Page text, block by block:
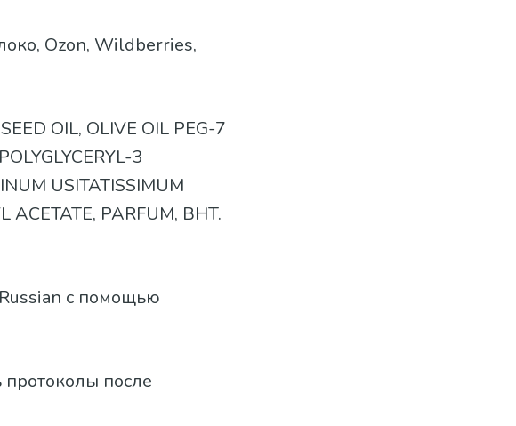
Ozon, Wildberries,
OIL, OLIVE OIL PEG-7
3
USITATISSIMUM
ACETATE, PARFUM, BHT.
с помощью
после